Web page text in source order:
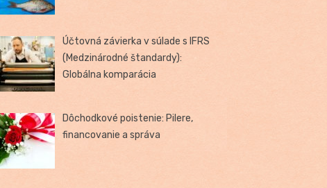
Účtovná závierka v súlade s IFRS
(Medzinárodné štandardy):
Globálna komparácia
Dôchodkové poistenie: Pilere,
financovanie a správa